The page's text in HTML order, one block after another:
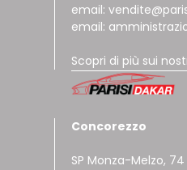
email:
email:
Scopri di più sui
Concorezzo
SP Monza-Melzo,